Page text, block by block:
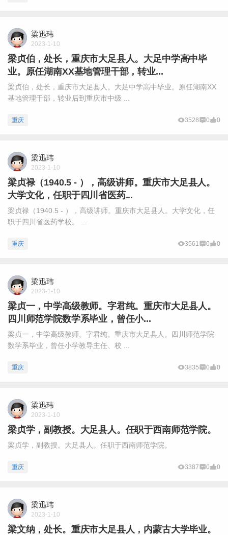
梁迅玮
2023-1-10
梁贞伯，处长，重庆市大足县人。大足中学高中毕
业。原任湖南XX基地管理干部，转业...
梁贞伯，处长，重庆市大足县人。大足中学高中毕业。原任湖南XX
基地管理干部，转业后到重庆市中级 ...
重庆 3528 0 0
梁迅玮
2023-1-10
梁贞禄（1940.5 - ），高级讲师。重庆市大足县人。
大学文化，任职于四川省医药...
梁贞禄（1940.5 - ），高级讲师。重庆市大足县人。大学文化，任
职于四川省医药学校。 ...
重庆 3561 0 0
梁迅玮
2023-1-10
梁贞一，中学高级教师。字君纯。重庆市大足县人。
四川师范学院数学系毕业，曾任小...
梁贞一，中学高级教师。字君纯。重庆市大足县人。四川师范学院
数学系毕业，曾任小学教导主任、校 ...
重庆 3835 0 0
梁迅玮
2023-1-10
梁贞学，副教授。大足县人。任职于西南师范学院。
梁贞学，副教授。大足县人。任职于西南师范学院。
重庆 3387 0 0
梁迅玮
2023-1-10
梁文纳，处长。重庆市大足县人，内蒙古大学毕业。